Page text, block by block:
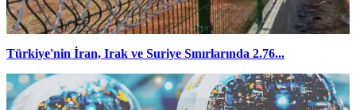
Türkiye'nin İran, Irak ve Suriye Sınırlarında 2.76...